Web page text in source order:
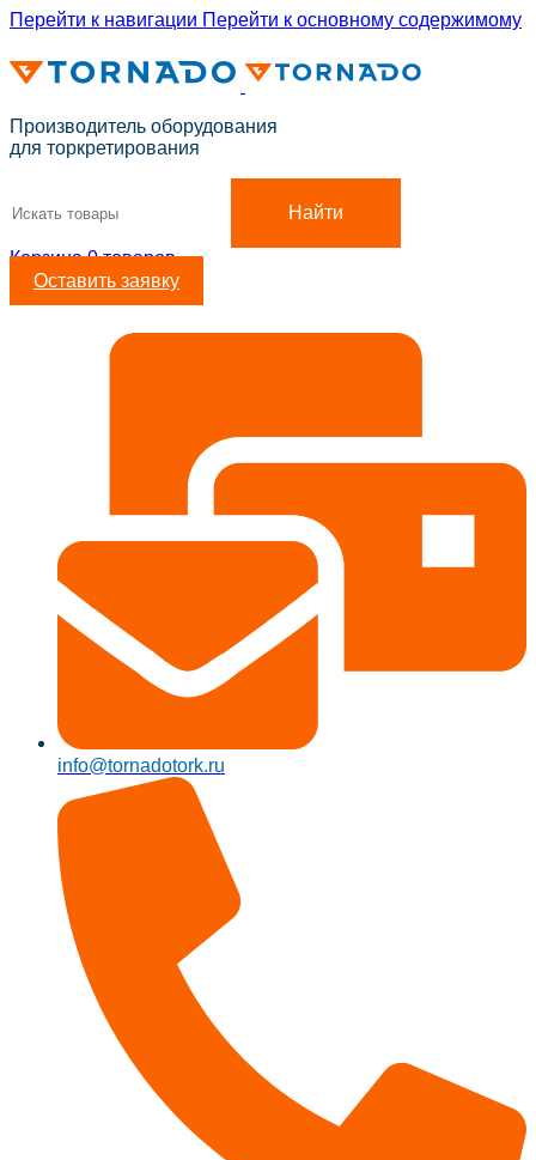
Перейти к навигации Перейти к основному содержимому
Производитель оборудования
для торкретирования
Найти
Корзина0товаров
Оставить заявку
info@tornadotork.ru